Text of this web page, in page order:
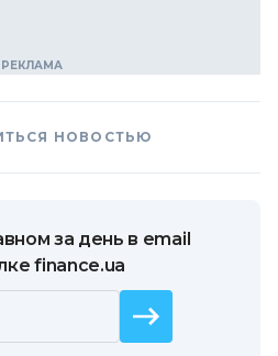
НОВОСТЬЮ
за день в email
finance.ua